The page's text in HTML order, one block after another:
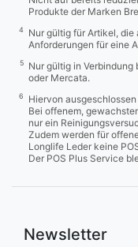
Produkte der Marken
4
Nur gültig für Artikel,
Anforderungen für eine
5
Nur gültig in Verbindung
oder Mercata.
6
Hiervon
Bei offenem,
nur ein
Zudem werden für
Longlife Leder keine
Der POS Plus Service
Newsletter